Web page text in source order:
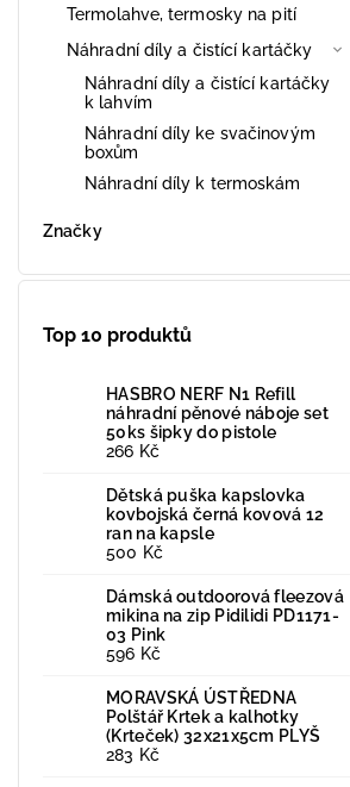
Termolahve, termosky na pití
Náhradní díly a čistící kartáčky
Náhradní díly a čistící kartáčky
k lahvím
Náhradní díly ke svačinovým
boxům
Náhradní díly k termoskám
Značky
Top 10 produktů
HASBRO NERF N1 Refill
náhradní pěnové náboje set
50ks šipky do pistole
266 Kč
Dětská puška kapslovka
kovbojská černá kovová 12
ran na kapsle
500 Kč
Dámská outdoorová fleezová
mikina na zip Pidilidi PD1171-
03 Pink
596 Kč
MORAVSKÁ ÚSTŘEDNA
Polštář Krtek a kalhotky
(Krteček) 32x21x5cm PLYŠ
283 Kč